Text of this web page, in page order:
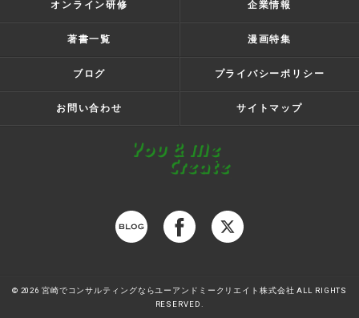
オンライン研修 企業情報
著書一覧 漫画特集
ブログ プライバシーポリシー
お問い合わせ サイトマップ
© 2026 宮崎でコンサルティングならユーアンドミークリエイト株式会社 ALL RIGHTS
RESERVED.